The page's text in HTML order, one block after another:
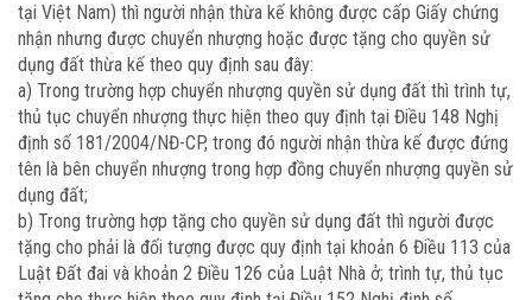
tại Việt Nam) thì người nhận thừa kế không được cấp Giấy chứng
nhận nhưng được chuyển nhượng hoặc được tặng cho quyền sử
dụng đất thừa kế theo quy định sau đây:
a) Trong trường hợp chuyển nhượng quyền sử dụng đất thì trình tự,
thủ tục chuyển nhượng thực hiện theo quy định tại Điều 148 Nghị
định số 181/2004/NĐ-CP, trong đó người nhận thừa kế được đứng
tên là bên chuyển nhượng trong hợp đồng chuyển nhượng quyền sử
dụng đất;
b) Trong trường hợp tặng cho quyền sử dụng đất thì người được
tặng cho phải là đối tượng được quy định tại khoản 6 Điều 113 của
Luật Đất đai và khoản 2 Điều 126 của Luật Nhà ở; trình tự, thủ tục